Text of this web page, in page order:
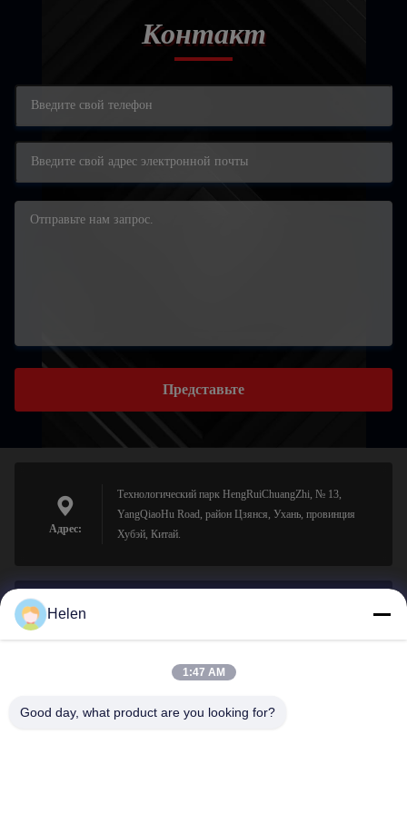
Контакт
Представьте
Адрес:
Технологический парк HengRuiChuangZhi, № 13,
YangQiaoHu Road, район Цзянся, Ухань, провинция
Хубэй, Китай.
Электронная
Helen
1:47 AM
Good day, what product are you looking for?